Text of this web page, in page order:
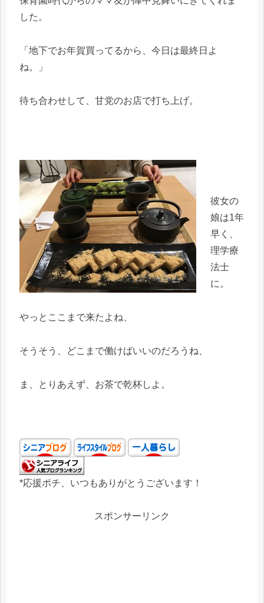
した。
「地下でお年賀買ってるから、今日は最終日よ
ね。」
待ち合わせして、甘党のお店で打ち上げ。
彼女の
娘は1年
早く、
理学療
法士
に。
やっとここまで来たよね、
そうそう、どこまで働けばいいのだろうね、
ま、とりあえず、お茶で乾杯しよ。
*応援ポチ、いつもありがとうございます！
スポンサーリンク